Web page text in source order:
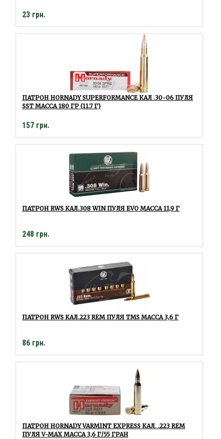
23 грн.
ПАТРОН HORNADY SUPERFORMANCE КАЛ .30-06 ПУЛЯ
SST МАССА 180 ГР (11.7 Г)
157 грн.
ПАТРОН RWS КАЛ.308 WIN ПУЛЯ EVO МАССА 11,9 Г
248 грн.
ПАТРОН RWS КАЛ.223 REM ПУЛЯ TMS МАССА 3,6 Г
86 грн.
ПАТРОН HORNADY VARMINT EXPRESS КАЛ. .223 REM
ПУЛЯ V-MAX МАССА 3,6 Г/55 ГРАН